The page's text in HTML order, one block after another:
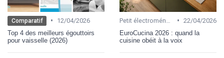
Comparatif •
12/04/2026
Top 4 des meilleurs égouttoirs
pour vaisselle (2026)
Petit électroménager • 22/04/2026
EuroCucina 2026 : quand la
cuisine obéit à la voix